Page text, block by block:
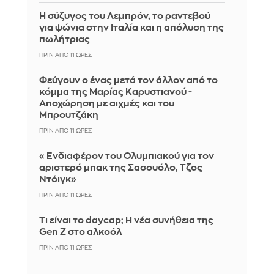
Η σύζυγος του Λεμπρόν, το ραντεβού
για ψώνια στην Ιταλία και η απόλυση της
πωλήτριας
ΠΡΙΝ ΑΠΌ 11 ΏΡΕΣ
Φεύγουν ο ένας μετά τον άλλον από το
κόμμα της Μαρίας Καρυστιανού -
Αποχώρηση με αιχμές και του
Μπρουτζάκη
ΠΡΙΝ ΑΠΌ 11 ΏΡΕΣ
«Ενδιαφέρον του Ολυμπιακού για τον
αριστερό μπακ της Σασουόλο, Τζος
Ντόιγκ»
ΠΡΙΝ ΑΠΌ 11 ΏΡΕΣ
Τι είναι το daycap; Η νέα συνήθεια της
Gen Z στο αλκοόλ
ΠΡΙΝ ΑΠΌ 11 ΏΡΕΣ